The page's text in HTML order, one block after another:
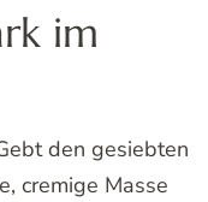
im
den gesiebten
cremige Masse